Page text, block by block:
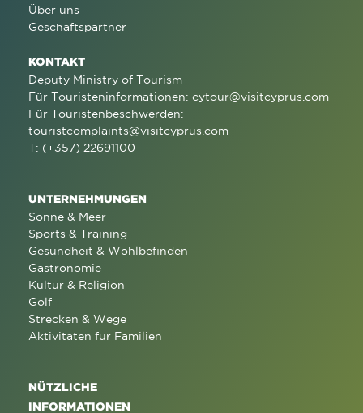
Über uns
Geschäftspartner
KONTAKT
Deputy Ministry of Tourism
Für Touristeninformationen: cytour@visitcyprus.com
Für Touristenbeschwerden:
touristcomplaints@visitcyprus.com
T: (+357) 22691100
UNTERNEHMUNGEN
Sonne & Meer
Sports & Training
Gesundheit & Wohlbefinden
Gastronomie
Kultur & Religion
Golf
Strecken & Wege
Aktivitäten für Familien
NÜTZLICHE
INFORMATIONEN